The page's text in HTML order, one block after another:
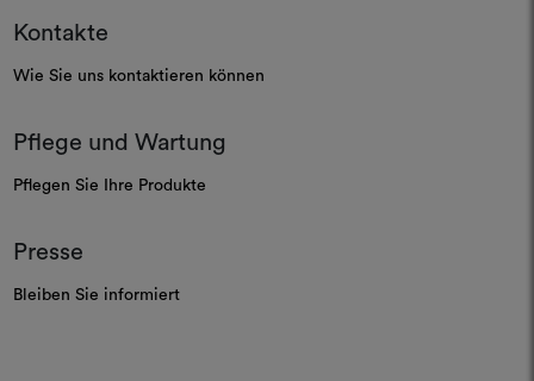
Kontakte
Wie Sie uns kontaktieren können
Pflege und Wartung
Pflegen Sie Ihre Produkte
Presse
Bleiben Sie informiert